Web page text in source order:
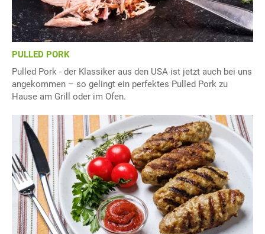
PULLED PORK
Pulled Pork - der Klassiker aus den USA ist jetzt auch bei uns
angekommen – so gelingt ein perfektes Pulled Pork zu
Hause am Grill oder im Ofen.